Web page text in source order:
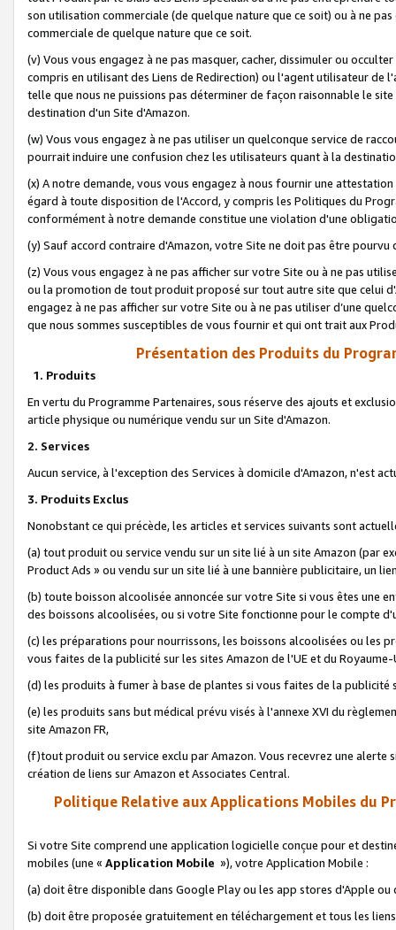
son utilisation commerciale (de quelque nature que ce soit) ou à ne
commerciale de quelque nature que ce soit.
(v) Vous vous engagez à ne pas masquer, cacher, dissimuler ou
compris en utilisant des Liens de Redirection) ou l'agent utilisateur
telle que nous ne puissions pas déterminer de façon raisonnable le
destination d'un Site d'Amazon.
(w) Vous vous engagez à ne pas utiliser un quelconque service de
pourrait induire une confusion chez les utilisateurs quant à la
(x) A notre demande, vous vous engagez à nous fournir une
égard à toute disposition de l'Accord, y compris les Politiques du
conformément à notre demande constitue une violation d'une
(y) Sauf accord contraire d'Amazon, votre Site ne doit pas être
(z) Vous vous engagez à ne pas afficher sur votre Site ou à ne pas
ou la promotion de tout produit proposé sur tout autre site que celui
engagez à ne pas afficher sur votre Site ou à ne pas utiliser d’une
que nous sommes susceptibles de vous fournir et qui ont trait aux
Présentation des Produits du
1. Produits
En vertu du Programme Partenaires, sous réserve des ajouts et
article physique ou numérique vendu sur un Site d'Amazon.
2. Services
Aucun service, à l'exception des Services à domicile d'Amazon, n'est
3. Produits Exclus
Nonobstant ce qui précède, les articles et services suivants sont
(a) tout produit ou service vendu sur un site lié à un site Amazon (par
Product Ads » ou vendu sur un site lié à une bannière publicitaire, un
(b) toute boisson alcoolisée annoncée sur votre Site si vous êtes une
des boissons alcoolisées, ou si votre Site fonctionne pour le compte
(c) les préparations pour nourrissons, les boissons alcoolisées ou les
vous faites de la publicité sur les sites Amazon de l'UE et du Royaume-
(d) les produits à fumer à base de plantes si vous faites de la publicité
(e) les produits sans but médical prévu visés à l'annexe XVI du
site Amazon FR,
(f)tout produit ou service exclu par Amazon. Vous recevrez une alerte
création de liens sur Amazon et Associates Central.
Politique Relative aux Applications Mobiles du
Si votre Site comprend une application logicielle conçue pour et
mobiles (une « Application Mobile »), votre Application Mobile :
(a) doit être disponible dans Google Play ou les app stores d'Apple ou
(b) doit être proposée gratuitement en téléchargement et tous les